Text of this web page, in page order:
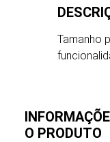
Tamanho
O PRODUTO